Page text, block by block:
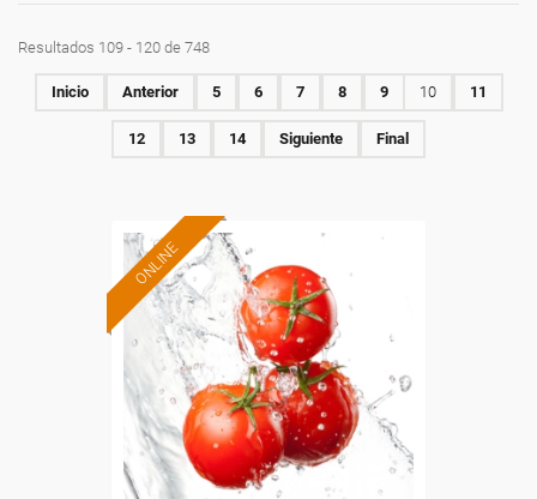
Resultados 109 - 120 de 748
Inicio Anterior 5 6 7 8 9 10 11
12 13 14 Siguiente Final
ONLINE